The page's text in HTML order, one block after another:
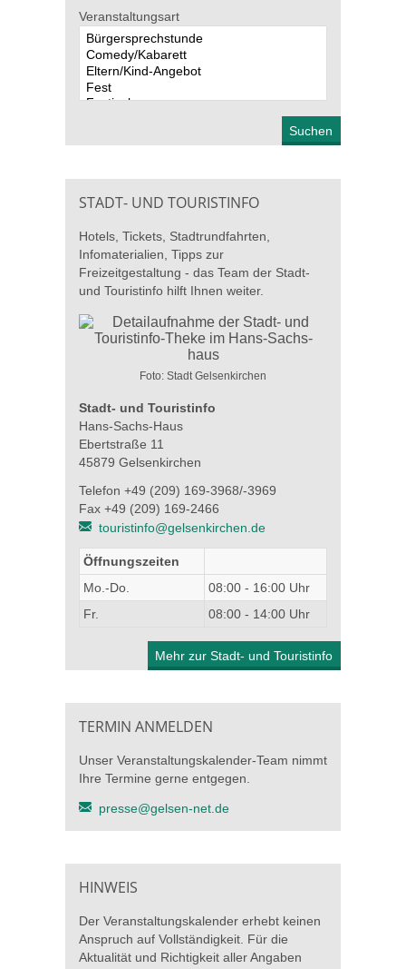
Veranstaltungsart
STADT- UND TOURISTINFO
Hotels, Tickets, Stadtrundfahrten,
Infomaterialien, Tipps zur
Freizeitgestaltung - das Team der Stadt-
und Touristinfo hilft Ihnen weiter.
Foto: Stadt Gelsenkirchen
Stadt- und Touristinfo
Hans-Sachs-Haus
Ebertstraße 11
45879 Gelsenkirchen
Telefon +49 (209) 169-3968/-3969
Fax +49 (209) 169-2466
touristinfo@gelsenkirchen.de
Öffnungszeiten
Mo.-Do.
08:00 - 16:00 Uhr
Fr.
08:00 - 14:00 Uhr
Mehr zur Stadt- und Touristinfo
TERMIN ANMELDEN
Unser Veranstaltungskalender-Team nimmt
Ihre Termine gerne entgegen.
presse@gelsen-net.de
HINWEIS
Der Veranstaltungskalender erhebt keinen
Anspruch auf Vollständigkeit. Für die
Aktualität und Richtigkeit aller Angaben